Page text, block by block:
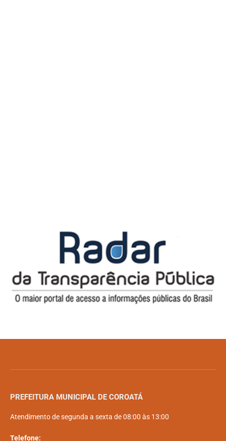
PREFEITURA MUNICIPAL DE COROATÁ
Atendimento de segunda a sexta de 08:00 às 13:00
Telefone: